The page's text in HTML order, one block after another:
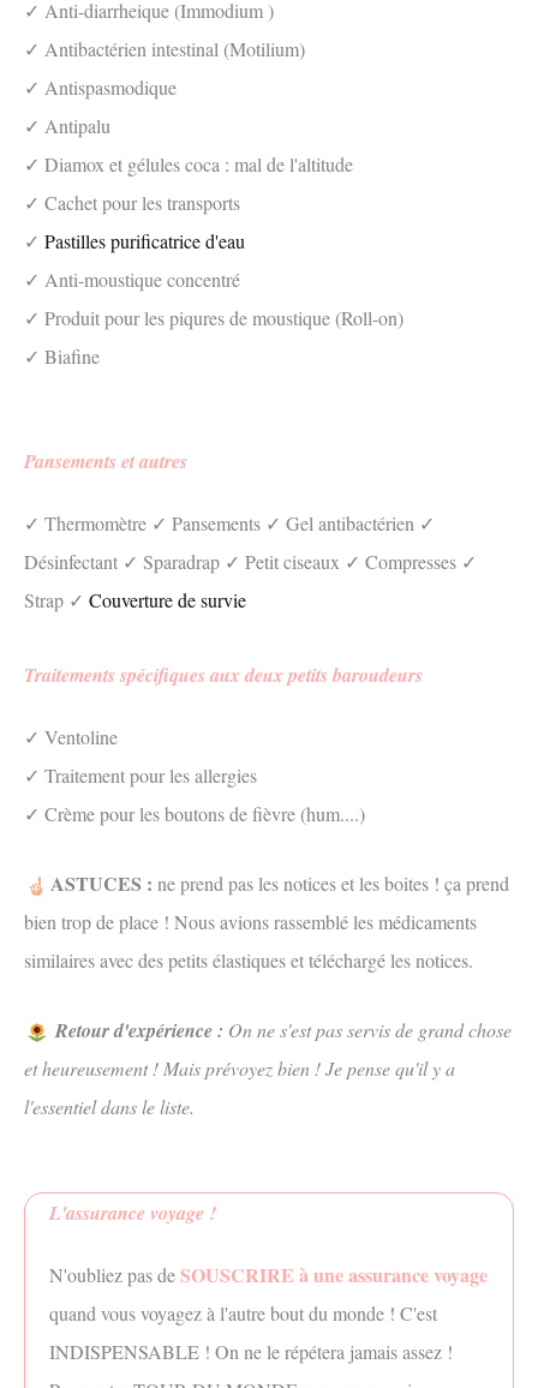
✓ Anti-diarrheique (Immodium )
✓ Antibactérien intestinal (Motilium)
✓ Antispasmodique
✓ Antipalu
✓ Diamox et gélules coca : mal de l'altitude
✓ Cachet pour les transports
✓ Pastilles purificatrice d'eau
✓ Anti-moustique concentré
✓ Produit pour les piqures de moustique (Roll-on)
✓ Biafine
Pansements et autres
✓ Thermomètre ✓ Pansements ✓ Gel antibactérien ✓
Désinfectant ✓ Sparadrap ✓ Petit ciseaux ✓ Compresses ✓
Strap ✓ Couverture de survie
Traitements spécifiques aux deux petits baroudeurs
✓ Ventoline
✓ Traitement pour les allergies
✓ Crème pour les boutons de fièvre (hum....)
ASTUCES : ne prend pas les notices et les boites ! ça prend
bien trop de place ! Nous avions rassemblé les médicaments
similaires avec des petits élastiques et téléchargé les notices.
Retour d'expérience : On ne s'est pas servis de grand chose
et heureusement ! Mais prévoyez bien ! Je pense qu'il y a
l'essentiel dans le liste.
L'assurance voyage !
N'oubliez pas deSOUSCRIRE à une assurance voyage
quand vous voyagez à l'autre bout du monde ! C'est
INDISPENSABLE ! On ne le répétera jamais assez !